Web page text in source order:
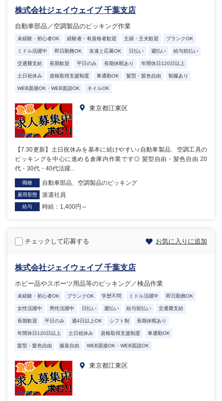
株式会社ジェイウェイブ 千葉支店
自動車部品／空調製品のピッキング作業
未経験・初心者OK 経験者・有資格者歓迎 主婦・主夫歓迎 ブランクOK
ミドル活躍中 即日勤務OK 友達と応募OK 日払い 週払い 給与前払い
交通費支給 長期歓迎 平日のみ 長期休暇あり 年間休日120日以上
土日祝休み 資格取得支援制度 車通勤OK 髪型・髪色自由 制服あり
WEB面接OK・WEB面談OK ネイルOK
東京都江東区
【7.30更新】土日祝休みを基本に続けやすい♪自動車製品、空調工具の
ピッキングを中心に進める倉庫内作業です◎ 髪型自由・髪色自由 20
代・30代・40代活躍...
職種 自動車部品、空調製品のピッキング
雇用形態 派遣社員
給与 時給：1,400円～
チェックして応募する お気に入りに追加
株式会社ジェイウェイブ 千葉支店
ホビー品やスポーツ用品等のピッキング／検品作業
未経験・初心者OK ブランクOK 学歴不問 ミドル活躍中 即日勤務OK
女性活躍中 男性活躍中 日払い 週払い 給与前払い 交通費支給
長期歓迎 平日のみ 週4日以上OK シフト制 長期休暇あり
年間休日120日以上 土日祝休み 資格取得支援制度 車通勤OK
髪型・髪色自由 服装自由 WEB面接OK・WEB面談OK
東京都江東区